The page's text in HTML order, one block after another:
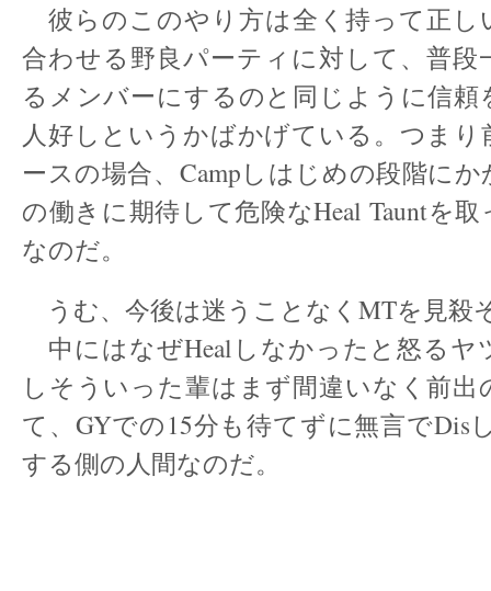
彼らのこのやり方は全く持って正し
合わせる野良パーティに対して、普段
るメンバーにするのと同じように信頼
人好しというかばかげている。つま
ースの場合、Campしはじめの段階に
の働きに期待して危険なHeal Tauntを
なのだ。
うむ、今後は迷うことなくMTを見殺
中にはなぜHealしなかったと怒るヤ
しそういった輩はまず間違いなく前
て、GYでの15分も待てずに無言でDis
する側の人間なのだ。